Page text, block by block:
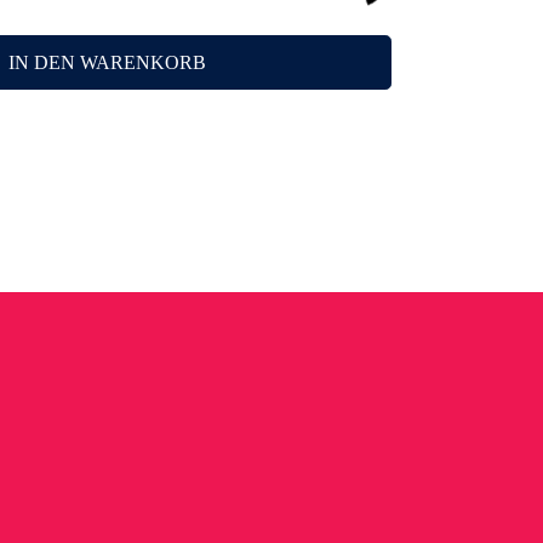
IN DEN WARENKORB